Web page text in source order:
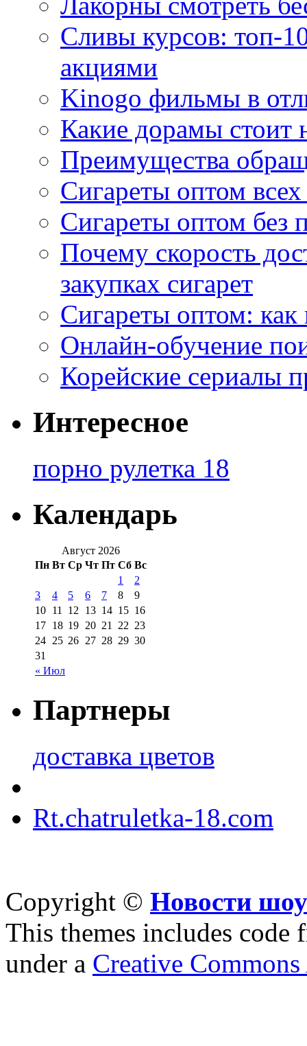
Сливы курсов: топ-
акциями
Kinogo фильмы в
Какие дорамы стоит
Преимущества
Сигареты оптом
Сигареты оптом без
Почему скорость
закупках сигарет
Сигареты оптом:
Онлайн-обучение
Корейские сериалы
Интересное
порно рулетка 18
Календарь
Август 2026
Пн Вт Ср Чт Пт Сб Вс
« Июл
1
2
3
4 5 6 7 8
9
10 11 12 13 14 15 16
17 18 19 20 21 22 23
24 25 26 27 28 29 30
31
Партнеры
доставка цветов
Rt.chatruletka-18.com
Copyright © Новости
This themes includes code
under a Creative